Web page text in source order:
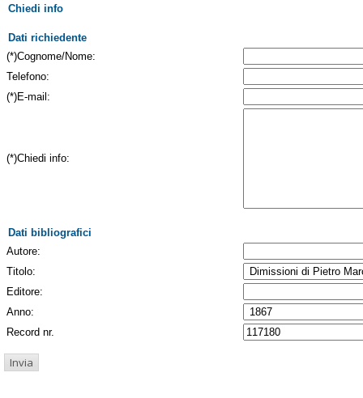
Chiedi info
Dati richiedente
(*)Cognome/Nome:
Telefono:
(*)E-mail:
(*)Chiedi info:
Dati bibliografici
Autore:
Titolo:
Editore:
Anno:
Record nr.